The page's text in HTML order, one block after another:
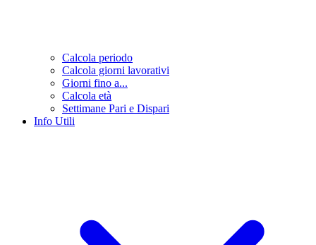
Calcola periodo
Calcola giorni lavorativi
Giorni fino a...
Calcola età
Settimane Pari e Dispari
Info Utili